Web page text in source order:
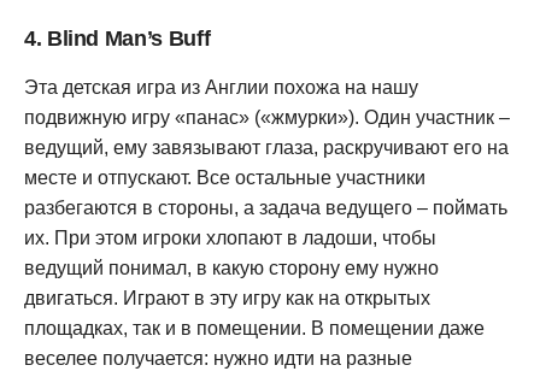
4. Blind Man’s Buff
Эта детская игра из Англии похожа на нашу
подвижную игру «панас» («жмурки»). Один участник –
ведущий, ему завязывают глаза, раскручивают его на
месте и отпускают. Все остальные участники
разбегаются в стороны, а задача ведущего – поймать
их. При этом игроки хлопают в ладоши, чтобы
ведущий понимал, в какую сторону ему нужно
двигаться. Играют в эту игру как на открытых
площадках, так и в помещении. В помещении даже
веселее получается: нужно идти на разные